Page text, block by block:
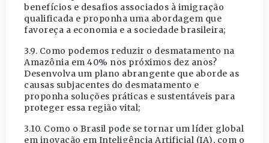
benefícios e desafios associados à imigração
qualificada e proponha uma abordagem que
favoreça a economia e a sociedade brasileira;
3.9. Como podemos reduzir o desmatamento na
Amazônia em 40% nos próximos dez anos?
Desenvolva um plano abrangente que aborde as
causas subjacentes do desmatamento e
proponha soluções práticas e sustentáveis para
proteger essa região vital;
3.10. Como o Brasil pode se tornar um líder global
em inovação em Inteligência Artificial (IA), com o